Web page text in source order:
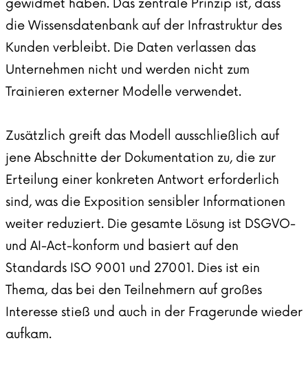
gewidmet haben. Das zentrale Prinzip ist, dass
die Wissensdatenbank auf der Infrastruktur des
Kunden verbleibt. Die Daten verlassen das
Unternehmen nicht und werden nicht zum
Trainieren externer Modelle verwendet.
Zusätzlich greift das Modell ausschließlich auf
jene Abschnitte der Dokumentation zu, die zur
Erteilung einer konkreten Antwort erforderlich
sind, was die Exposition sensibler Informationen
weiter reduziert. Die gesamte Lösung ist DSGVO-
und AI-Act-konform und basiert auf den
Standards ISO 9001 und 27001. Dies ist ein
Thema, das bei den Teilnehmern auf großes
Interesse stieß und auch in der Fragerunde wieder
aufkam.